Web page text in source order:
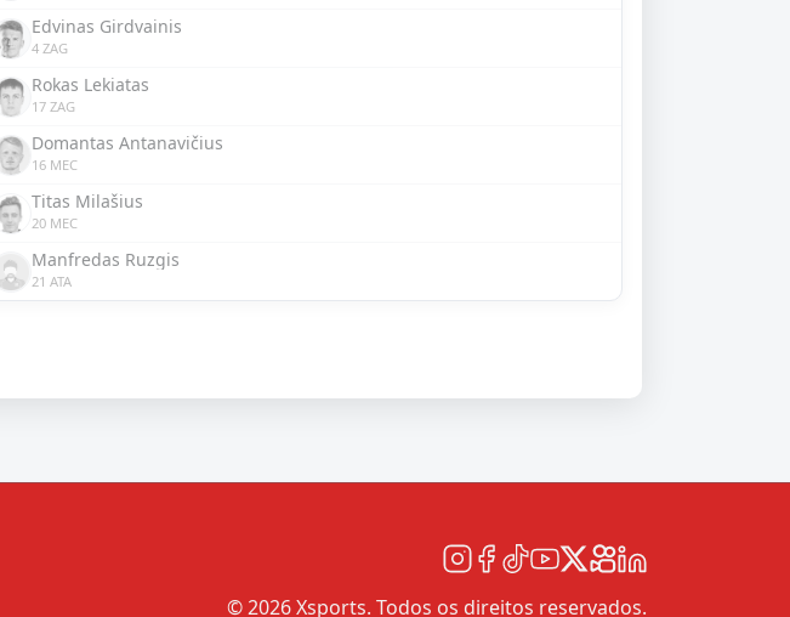
Edvinas Girdvainis
4 ZAG
Rokas Lekiatas
17 ZAG
Domantas Antanavičius
16 MEC
Titas Milašius
20 MEC
Manfredas Ruzgis
21 ATA
© 2026 Xsports. Todos os direitos reservados.